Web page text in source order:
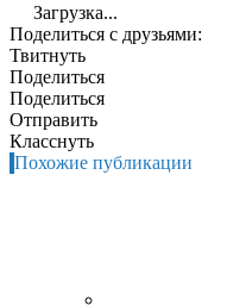
Загрузка...
Поделиться с друзьями:
Твитнуть
Поделиться
Поделиться
Отправить
Класснуть
Похожие публикации